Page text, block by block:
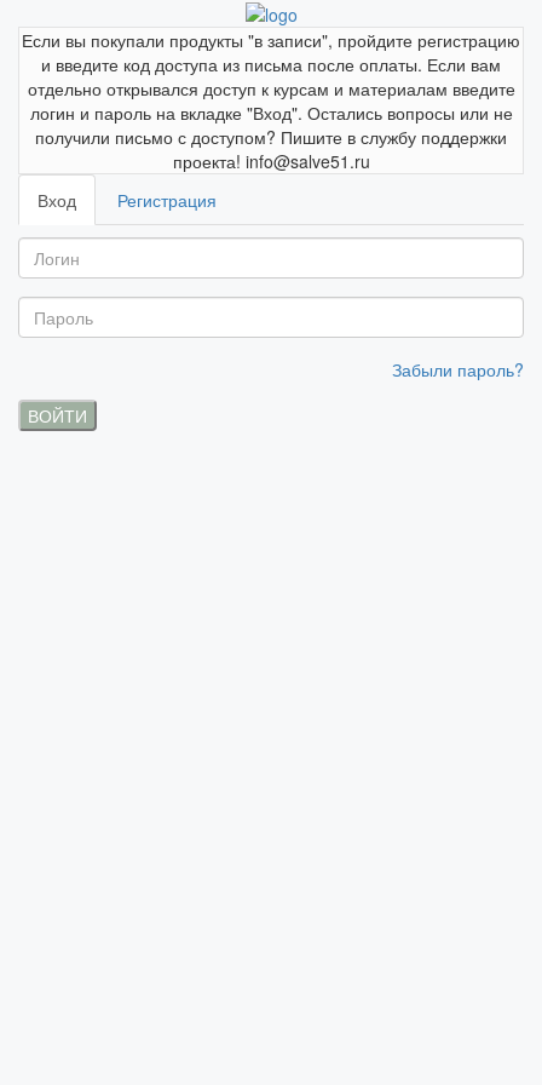
Если вы покупали продукты "в записи", пройдите регистрацию
и введите код доступа из письма после оплаты. Если вам
отдельно открывался доступ к курсам и материалам введите
логин и пароль на вкладке "Вход". Остались вопросы или не
получили письмо с доступом? Пишите в службу поддержки
проекта! info@salve51.ru
Вход
Регистрация
Забыли пароль?
ВОЙТИ